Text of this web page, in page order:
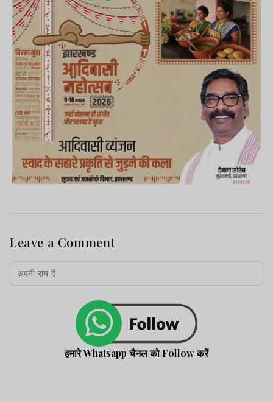
Leave a Comment
हमारे Whatsapp चैनल को Follow करें